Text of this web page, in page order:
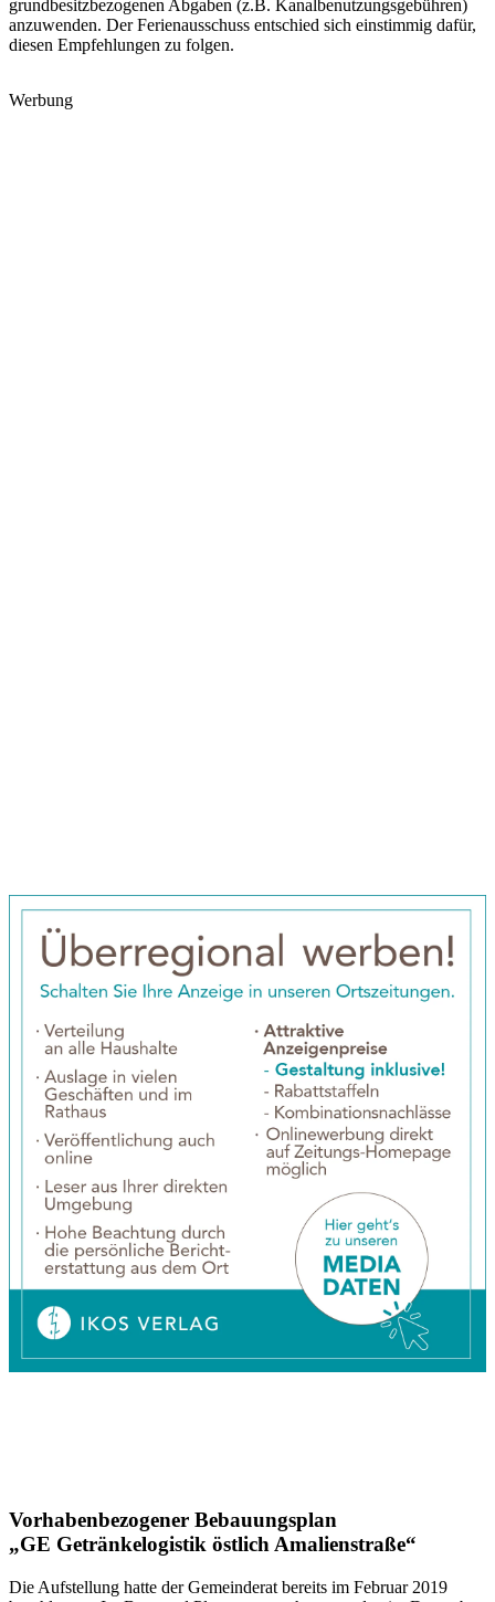
grundbesitzbezogenen Abgaben (z.B. Kanalbenutzungsgebühren)
anzuwenden. Der Ferienausschuss entschied sich einstimmig dafür,
diesen Empfehlungen zu folgen.
Werbung
Vorhabenbezogener Bebauungsplan
„GE Getränkelogistik östlich Amalienstraße“
Die Aufstellung hatte der Gemeinderat bereits im Februar 2019